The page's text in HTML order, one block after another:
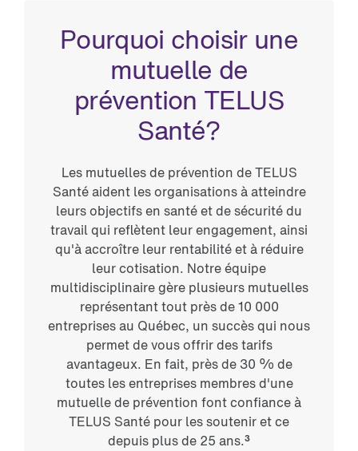
Pourquoi choisir une
mutuelle de
prévention TELUS
Santé?
Les mutuelles de prévention de TELUS
Santé aident les organisations à atteindre
leurs objectifs en santé et de sécurité du
travail qui reflètent leur engagement, ainsi
qu'à accroître leur rentabilité et à réduire
leur cotisation. Notre équipe
multidisciplinaire gère plusieurs mutuelles
représentant tout près de 10 000
entreprises au Québec, un succès qui nous
permet de vous offrir des tarifs
avantageux. En fait, près de 30 % de
toutes les entreprises membres d'une
mutuelle de prévention font confiance à
TELUS Santé pour les soutenir et ce
depuis plus de 25 ans.3